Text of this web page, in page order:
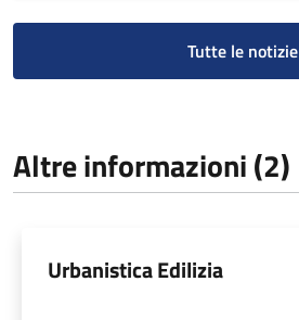
Tutte le notizie
Altre informazioni (2)
Urbanistica Edilizia